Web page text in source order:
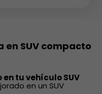
SUV compacto
tu vehículo SUV
en un SUV